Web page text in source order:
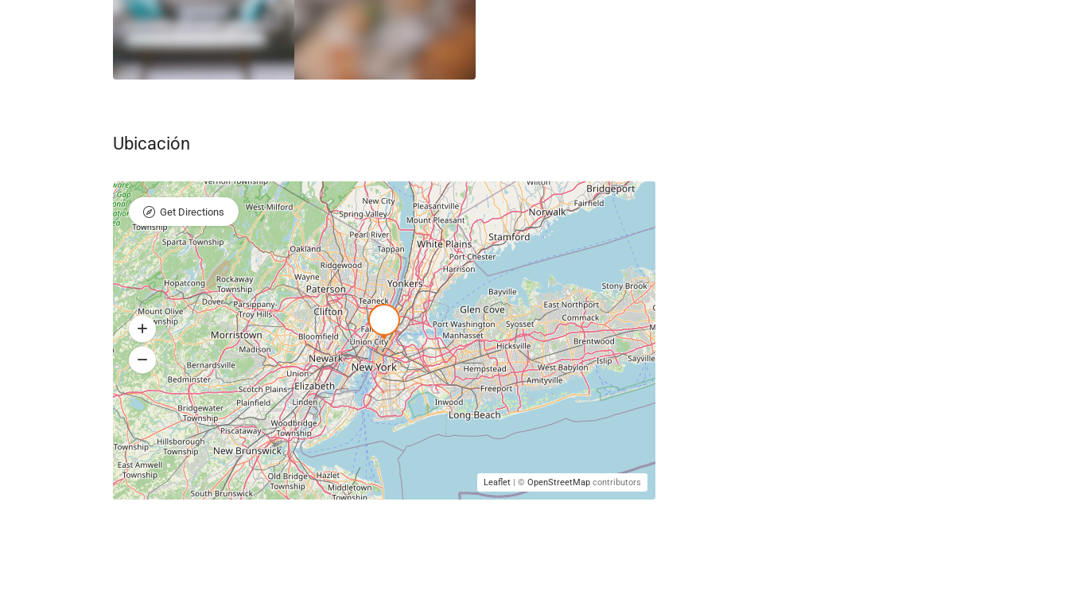
Ubicación
Leaflet| © OpenStreetMapcontributors
Get Directions